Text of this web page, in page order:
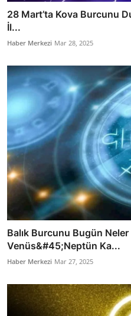
28 Mart’ta Kova Burcunu
İl...
Haber Merkezi Mar 28, 2025
Balık Burcunu Bugün
Venüs&#45;Neptün Ka...
Haber Merkezi Mar 27, 2025